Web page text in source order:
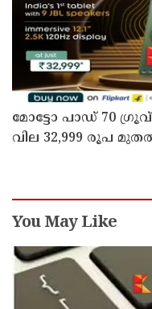
മോട്ടോ പാഡ് 70 ഗ്രൂവ്
വില 32,999 രൂപ
You May Like